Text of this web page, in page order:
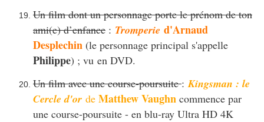
Un film dont un personnage porte le prénom de ton
ami(e) d’enfance : Tromperie d'Arnaud
Desplechin (le personnage principal s'appelle
Philippe) ; vu en DVD.
Un film avec une course-poursuite:Kingsman : le
Cercle d'or de Matthew Vaughn commence par
une course-poursuite - en blu-ray Ultra HD 4K